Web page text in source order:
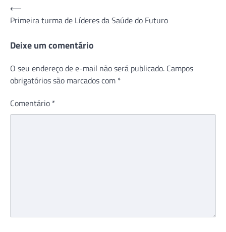
Navegação
de
Post
⟵
Primeira turma de Líderes da Saúde do Futuro
Deixe um comentário
O seu endereço de e-mail não será publicado. Campos
obrigatórios são marcados com *
Comentário *